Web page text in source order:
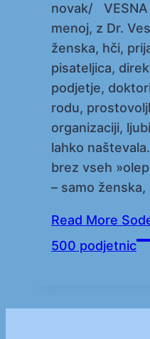
novak/ VESNA
menoj, z Dr.
ženska, hči,
pisateljica,
podjetje,
rodu,
organizaciji,
lahko
brez vseh
– samo
Read More
500 podjetnic